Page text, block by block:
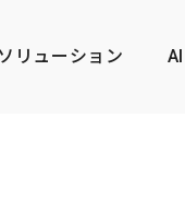
ソリューション AI